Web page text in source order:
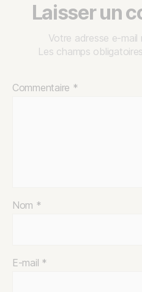
Laisser un
Votre adresse e-mail
Les champs
Commentaire *
Nom *
E-mail *